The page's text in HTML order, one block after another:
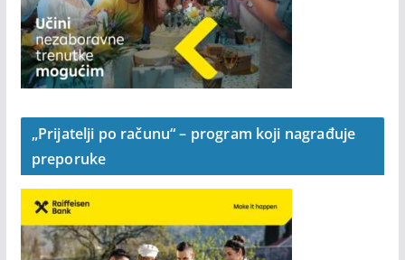
„Prijatelji po računu“ – program koji nagrađuje
preporuke